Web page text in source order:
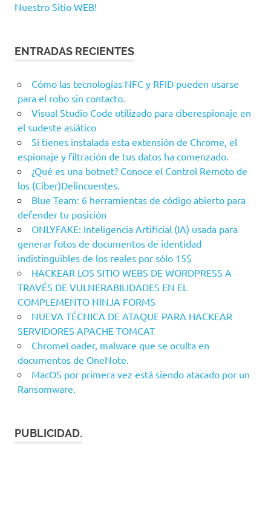
Nuestro Sitio WEB!
ENTRADAS RECIENTES
Cómo las tecnologías NFC y RFID pueden usarse
para el robo sin contacto.
Visual Studio Code utilizado para ciberespionaje en
el sudeste asiático
Si tienes instalada esta extensión de Chrome, el
espionaje y filtración de tus datos ha comenzado.
¿Qué es una botnet? Conoce el Control Remoto de
los (Ciber)Delincuentes.
Blue Team: 6 herramientas de código abierto para
defender tu posición
ONLYFAKE: Inteligencia Artificial (IA) usada para
generar fotos de documentos de identidad
indistinguibles de los reales por sólo 15$
HACKEAR LOS SITIO WEBS DE WORDPRESS A
TRAVÉS DE VULNERABILIDADES EN EL
COMPLEMENTO NINJA FORMS
NUEVA TÉCNICA DE ATAQUE PARA HACKEAR
SERVIDORES APACHE TOMCAT
ChromeLoader, malware que se oculta en
documentos de OneNote.
MacOS por primera vez está siendo atacado por un
Ransomware.
PUBLICIDAD.